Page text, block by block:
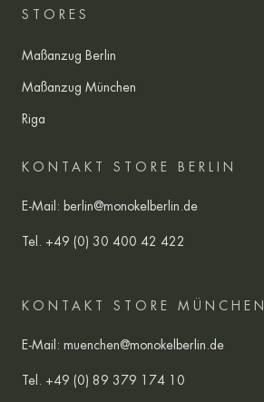
STORES
Maßanzug Berlin
Maßanzug München
Riga
KONTAKT STORE BERLIN
E-Mail: berlin@monokelberlin.de
Tel. +49 (0) 30 400 42 422
KONTAKT STORE MÜNCHEN
E-Mail: muenchen@monokelberlin.de
Tel. +49 (0) 89 379 174 10